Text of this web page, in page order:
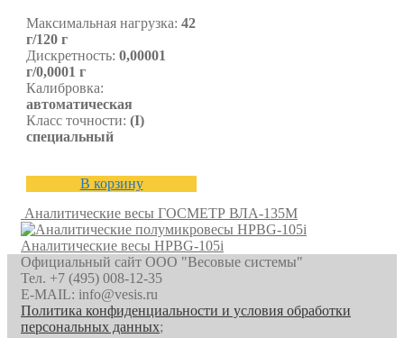
Максимальная нагрузка: 42
г/120 г
Дискретность: 0,00001
г/0,0001 г
Калибровка:
автоматическая
Класс точности: (I)
специальный
В корзину
Аналитические весы ГОСМЕТР ВЛА-135М
Аналитические весы HPBG-105i
Официальный сайт ООО "Весовые системы"
Тел. +7 (495) 008-12-35
E-MAIL: info@vesis.ru
Политика конфиденциальности и условия обработки
персональных данных;